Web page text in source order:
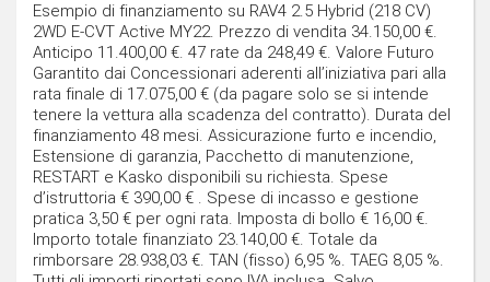
Esempio di finanziamento su RAV4 2.5 Hybrid (218 CV)
2WD E-CVT Active MY22. Prezzo di vendita 34.150,00 €.
Anticipo 11.400,00 €. 47 rate da 248,49 €. Valore Futuro
Garantito dai Concessionari aderenti all’iniziativa pari alla
rata finale di 17.075,00 € (da pagare solo se si intende
tenere la vettura alla scadenza del contratto). Durata del
finanziamento 48 mesi. Assicurazione furto e incendio,
Estensione di garanzia, Pacchetto di manutenzione,
RESTART e Kasko disponibili su richiesta. Spese
d’istruttoria € 390,00 € . Spese di incasso e gestione
pratica 3,50 € per ogni rata. Imposta di bollo € 16,00 €.
Importo totale finanziato 23.140,00 €. Totale da
rimborsare 28.938,03 €. TAN (fisso) 6,95 %. TAEG 8,05 %.